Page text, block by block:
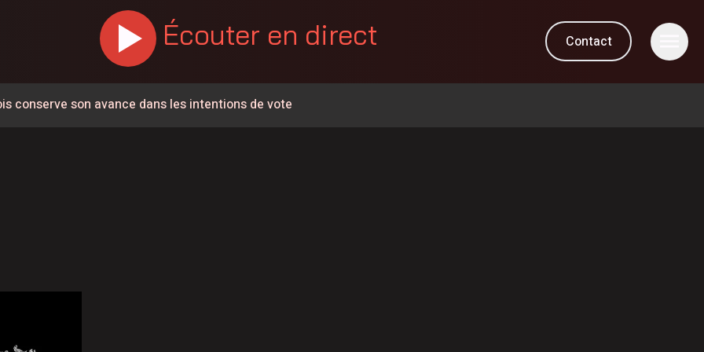
Écouter en direct Contact
conserve son avance dans les intentions de vote
de sable dans les parcs de Victoriaville
sur un an en Mauricie-et-Centre-du-Québec
de la 62e Finale des Jeux du Québec à Victoriaville
sauts aux chutes de Maddington Falls
rappel de la vigilance sur les chantiers